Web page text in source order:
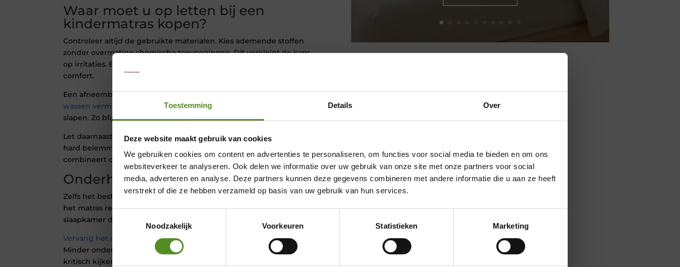
Toestemming Details Over
Deze website maakt gebruik van cookies
We gebruiken cookies om content en advertenties te personaliseren, om functies voor social media te bieden en om ons
websiteverkeer te analyseren. Ook delen we informatie over uw gebruik van onze site met onze partners voor social
media, adverteren en analyse. Deze partners kunnen deze gegevens combineren met andere informatie die u aan ze heeft
verstrekt of die ze hebben verzameld op basis van uw gebruik van hun services.
Noodzakelijk
Voorkeuren Statistieken Marketing
Waar moet u op letten bij een
kindermatras kopen?
Controleer altijd de gebruikte materialen. Kies ademende stoffen
zonder overmatige chemische toevoegingen. Dit verkleint de kans
op irritaties. Bij een kindermatras kopen draait het om veiligheid én
comfort.
Een afneembare hoes vergemakkelijkt onderhoud.Regelmatig
wassen vermindert allergenen. Minder allergenen betekent rustiger
slapen. Zo blijft het beste kindermatras langer schoon en effectief.
Let daarnaast op stevigheid. Te zacht geeft onvoldoende steun. Te
hard belemmert comfort. Het beste matras voor kinderen
combineert ondersteuning met veerkracht.
Onderhoud en vervanging
Zelfs het beste kindermatras 90×200 heeft onderhoud nodig. Draai
het matras regelmatig om slijtage te verdelen. Ventileer de
slaapkamer dagelijks. Frisse lucht vermindert vocht en bacteriën.
Vervang het matras tijdig.Een versleten kern verliest ondersteuning.
Minder ondersteuning beïnvloedt de wervelkolom. Daarom blijft
kritisch kijken essentieel wanneer u een kindermatras kopen
Donderdag 12:00 – 17:00
Vrijdag 12:00 – 17:00
Zaterdag 12:00 – 17:00
Zondag 12:00 – 17:00
×